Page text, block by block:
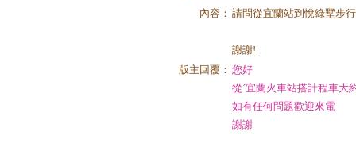
內容： 請問從宜蘭站到悅綠墅步
謝謝!
版主回覆： 您好
從ˊ宜蘭火車站搭計程車大
如有任何問題歡迎來電
謝謝